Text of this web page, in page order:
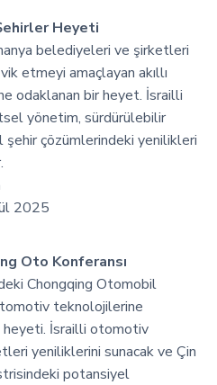
Heyeti
belediyeleri ve şirketleri
etmeyi amaçlayan akıllı
odaklanan bir heyet. İsrailli
yönetim, sürdürülebilir
şehir çözümlerindeki yenilikleri
2025
Oto Konferansı
Chongqing Otomobil
teknolojilerine
heyeti. İsrailli otomotiv
yeniliklerini sunacak ve Çin
potansiyel